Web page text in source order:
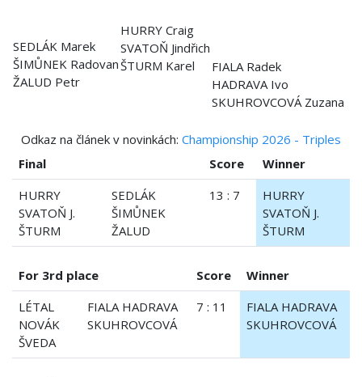
HURRY Craig
SVATOŇ Jindřich
ŠTURM Karel
SEDLÁK Marek
ŠIMŮNEK Radovan
ŽALUD Petr
FIALA Radek
HADRAVA Ivo
SKUHROVCOVÁ Zuzana
Odkaz na článek v novinkách: Championship 2026 - Triples
Final
Score
Winner
HURRY
SVATOŇ J.
ŠTURM
SEDLÁK
ŠIMŮNEK
ŽALUD
13 : 7
HURRY
SVATOŇ J.
ŠTURM
For 3rd place Score
Winner
LÉTAL
NOVÁK
ŠVEDA
FIALA HADRAVA
SKUHROVCOVÁ
7 : 11
FIALA HADRAVA
SKUHROVCOVÁ